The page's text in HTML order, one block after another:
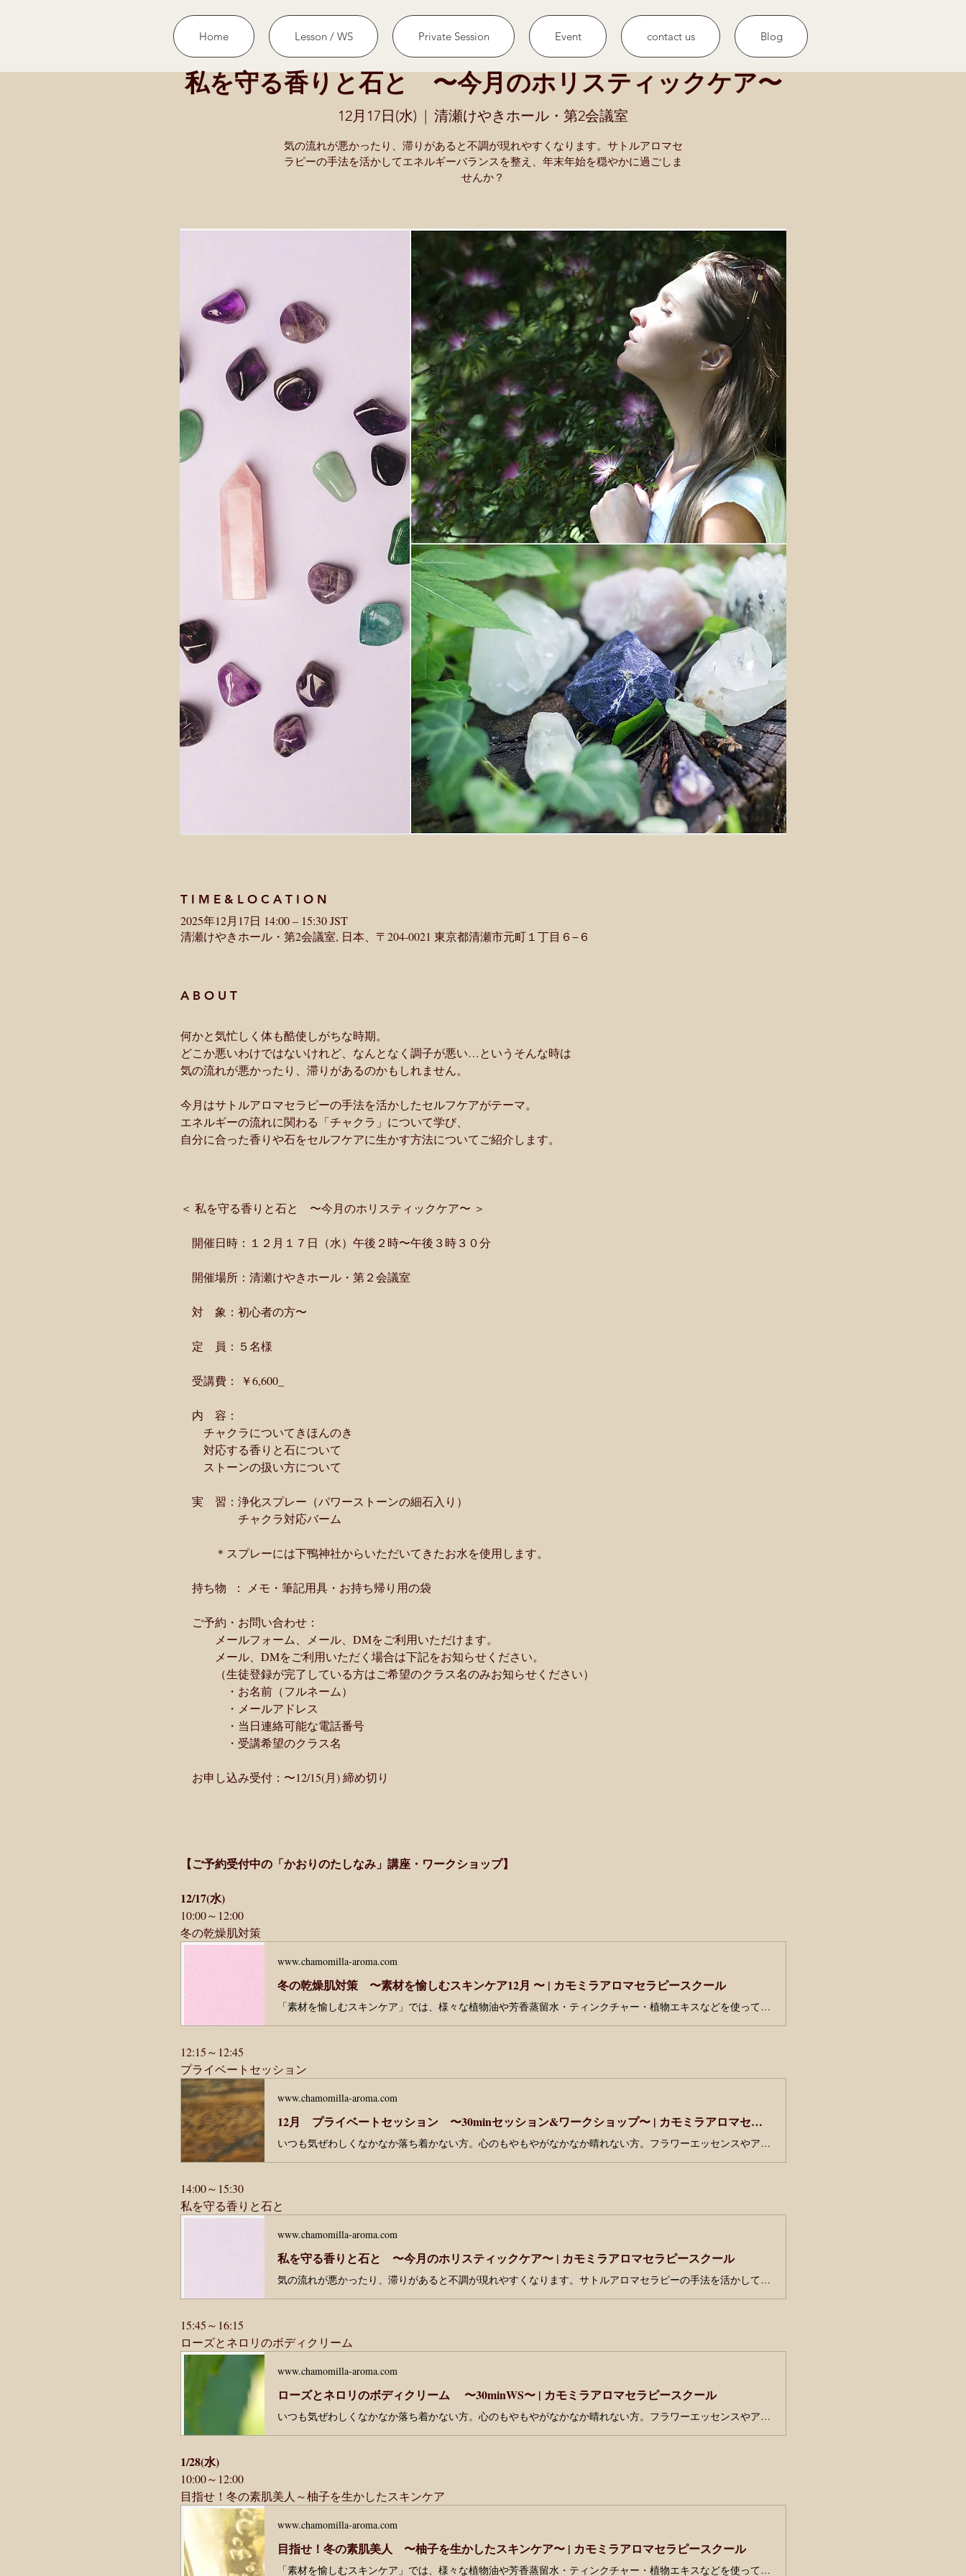
Home Lesson / WS Private Session Event contact us Blog
私を守る香りと石と 〜今月のホリスティックケア〜
12月17日(水)
  |
清瀬けやきホール・第2会議室
気の流れが悪かったり、滞りがあると不調が現れやすくなります。サトルアロマセ
ラピーの手法を活かしてエネルギーバランスを整え、年末年始を穏やかに過ごしま
せんか？
T I M E & L O C A T I O N
2025年12月17日 14:00 – 15:30 JST
清瀬けやきホール・第2会議室, 日本、〒204-0021 東京都清瀬市元町１丁目６−６
A B O U T
何かと気忙しく体も酷使しがちな時期。
どこか悪いわけではないけれど、なんとなく調子が悪い…というそんな時は
気の流れが悪かったり、滞りがあるのかもしれません。
今月はサトルアロマセラピーの手法を活かしたセルフケアがテーマ。
エネルギーの流れに関わる「チャクラ」について学び、
自分に合った香りや石をセルフケアに生かす方法についてご紹介します。
＜ 私を守る香りと石と　〜今月のホリスティックケア〜 ＞
開催日時：１２月１７日（水）午後２時〜午後３時３０分
開催場所：清瀬けやきホール・第２会議室
対　象：初心者の方〜
定　員：５名様
受講費： ￥6,600_
内　容：
チャクラについてきほんのき
対応する香りと石について
ストーンの扱い方について
実　習：浄化スプレー（パワーストーンの細石入り）
チャクラ対応バーム
＊スプレーには下鴨神社からいただいてきたお水を使用します。
持ち物  ： メモ・筆記用具・お持ち帰り用の袋
ご予約・お問い合わせ：
メールフォーム、メール、DMをご利用いただけます。
メール、DMをご利用いただく場合は下記をお知らせください。
（生徒登録が完了している方はご希望のクラス名のみお知らせください）
・お名前（フルネーム）
・メールアドレス
・当日連絡可能な電話番号
・受講希望のクラス名
お申し込み受付：〜12/15(月) 締め切り
【ご予約受付中の「かおりのたしなみ」講座・ワークショップ】
12/17(水)
10:00～12:00
冬の乾燥肌対策
www.chamomilla-aroma.com
冬の乾燥肌対策 〜素材を愉しむスキンケア12月 〜 | カモミラアロマセラピースクール
「素材を愉しむスキンケア」では、様々な植物油や芳香蒸留水・ティンクチャー・植物エキスなどを使ってその時季に合わせたスキンケアアイテムづくりをご紹介しています。自然素材を使ったスキンケアを実践してみたい方、色々な素材を知って試してみたい方に。
12:15～12:45
プライベートセッション
www.chamomilla-aroma.com
12月 プライベートセッション 〜30minセッション&ワークショップ〜 | カモミラアロマセラピースクール
いつも気ぜわしくなかなか落ち着かない方。心のもやもやがなかなか晴れない方。フラワーエッセンスやアロマセラピーで心を整えて穏やかな時間を過ごしてみませんか？
14:00～15:30
私を守る香りと石と
www.chamomilla-aroma.com
私を守る香りと石と 〜今月のホリスティックケア〜 | カモミラアロマセラピースクール
気の流れが悪かったり、滞りがあると不調が現れやすくなります。サトルアロマセラピーの手法を活かしてエネルギーバランスを整え、年末年始を穏やかに過ごしませんか？
15:45～16:15
ローズとネロリのボディクリーム
www.chamomilla-aroma.com
ローズとネロリのボディクリーム 〜30minWS〜 | カモミラアロマセラピースクール
いつも気ぜわしくなかなか落ち着かない方。心のもやもやがなかなか晴れない方。フラワーエッセンスやアロマセラピーで心を整えて穏やかな時間を過ごしてみませんか？
1/28(水)
10:00～12:00
目指せ！冬の素肌美人～柚子を生かしたスキンケア
www.chamomilla-aroma.com
目指せ！冬の素肌美人 〜柚子を生かしたスキンケア〜 | カモミラアロマセラピースクール
「素材を愉しむスキンケア」では、様々な植物油や芳香蒸留水・ティンクチャー・植物エキスなどを使ってその時季に合わせたスキンケアアイテムづくりをご紹介しています。自然素材を使ったスキンケアを実践してみたい方、色々な素材を知って試してみたい方に。